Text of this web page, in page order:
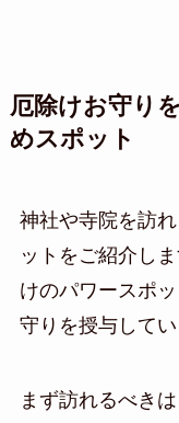
厄除けお守り
めスポット
神社や寺院を訪
ットをご紹介し
けのパワースポ
守りを授与してい
まず訪れるべき